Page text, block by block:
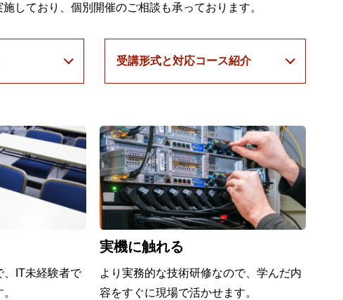
しており、個別開催のご相談も承っております。
受講形式と対応コース紹介
、IT未経験者で
実機に触れる
より実務的な技術研修なので、学んだ内
容をすぐに現場で活かせます。